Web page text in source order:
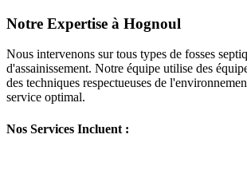
Notre Expertise à Hognoul
Nous intervenons sur tous types de fosses
d'assainissement. Notre équipe utilise des
des techniques respectueuses de
service optimal.
Nos Services Incluent :